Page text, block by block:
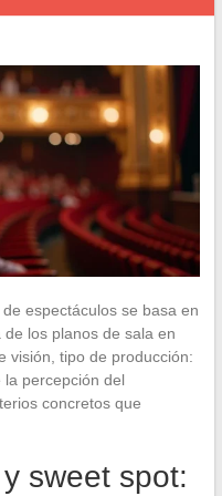
espectáculos se basa en
los planos de sala en
visión, tipo de producción:
percepción del
concretos que
sweet spot: